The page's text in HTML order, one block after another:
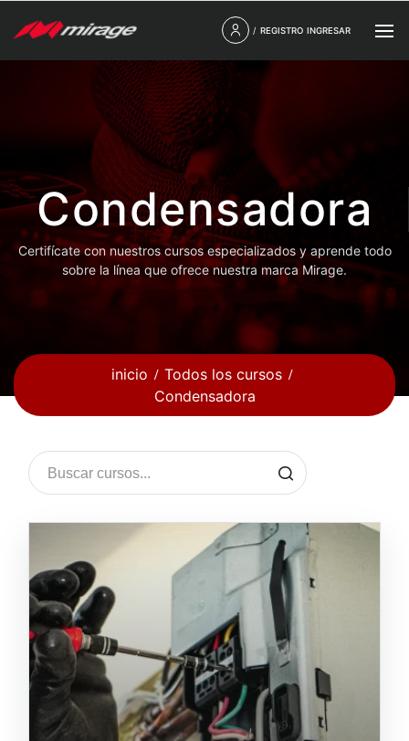
/ REGISTRO INGRESAR
Condensadora
Certifícate con nuestros cursos especializados y aprende todo
sobre la línea que ofrece nuestra marca Mirage.
inicio
Todos los cursos
Condensadora